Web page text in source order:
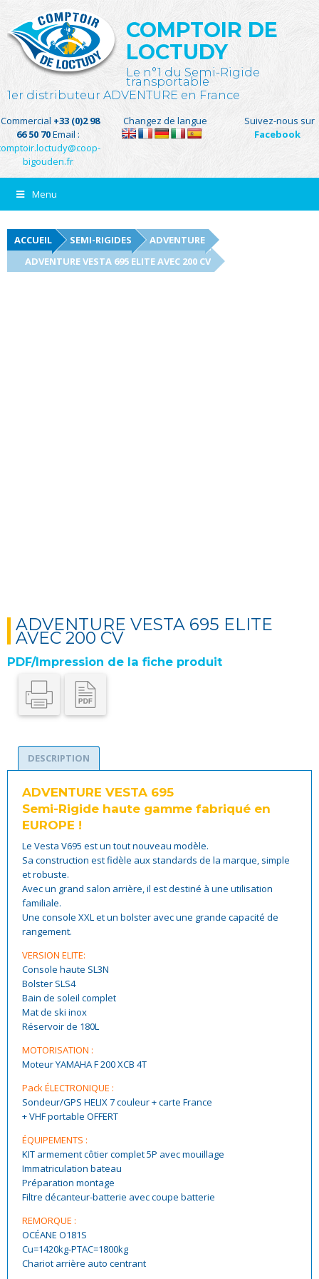
COMPTOIR DE
LOCTUDY
Le n°1 du Semi-Rigide
transportable
1er distributeur ADVENTURE en France
+33 (0)2 98
66 50 70Email :
bigouden.fr
Changez de langue
Suivez-nous sur
Facebook
Menu
ACCUEIL SEMI-RIGIDES
ADVENTURE
ADVENTURE VESTA 695 ELITE AVEC 200 CV
ADVENTURE VESTA 695 ELITE
AVEC 200 CV
PDF/Impression de la fiche produit
DESCRIPTION
ADVENTURE VESTA 695
Semi-Rigide haute gamme fabriqué en
EUROPE !
Le Vesta V695 est un tout nouveau modèle.
Sa construction est fidèle aux standards de la marque, simple
et robuste.
Avec un grand salon arrière, il est destiné à une utilisation
familiale.
Une console XXL et un bolster avec une grande capacité de
rangement.
VERSION ELITE:
Console haute SL3N
Bolster SLS4
Bain de soleil complet
Mat de ski inox
Réservoir de 180L
MOTORISATION :
Moteur YAMAHA F 200 XCB 4T
Pack ÉLECTRONIQUE :
Sondeur/GPS HELIX 7 couleur + carte France
+ VHF portable OFFERT
ÉQUIPEMENTS :
KIT armement côtier complet 5P avec mouillage
Immatriculation bateau
Préparation montage
Filtre décanteur-batterie avec coupe batterie
REMORQUE :
OCÉANE O181S
Cu=1420kg-PTAC=1800kg
Chariot arrière auto centrant